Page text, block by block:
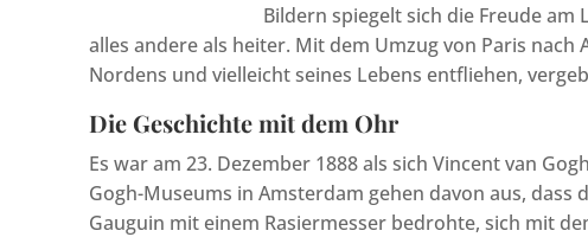
Bildern spiegelt sich die Freude
alles andere als heiter. Mit dem Umzug von Paris nach
Nordens und vielleicht seines Lebens entfliehen,
Die Geschichte mit dem Ohr
Es war am 23. Dezember 1888 als sich Vincent van
Gogh-Museums in Amsterdam gehen davon aus, dass
Gauguin mit einem Rasiermesser bedrohte, sich mit